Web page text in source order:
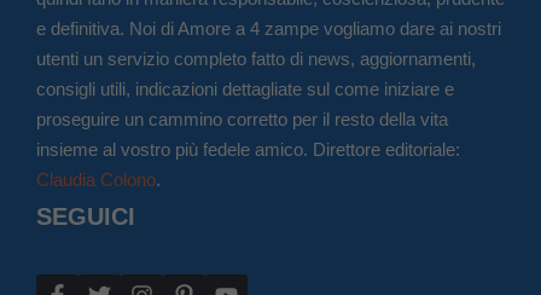
e definitiva. Noi di Amore a 4 zampe vogliamo dare ai nostri
utenti un servizio completo fatto di news, aggiornamenti,
consigli utili, indicazioni dettagliate sul come iniziare e
proseguire un cammino corretto per il resto della vita
insieme al vostro più fedele amico. Direttore editoriale:
Claudia Colono.
SEGUICI